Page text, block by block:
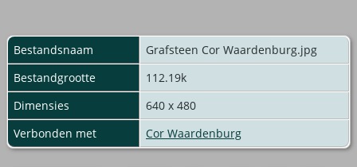
Bestandsnaam
Grafsteen Cor Waardenburg.jpg
Bestandgrootte
112.19k
Dimensies
640 x 480
Verbonden met
Cor Waardenburg